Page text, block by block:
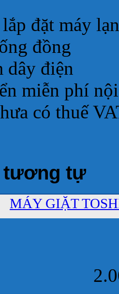
đặt máy
đồng
dây điện
miễn phí
có thuế
tương tự
MÁY GIẶT